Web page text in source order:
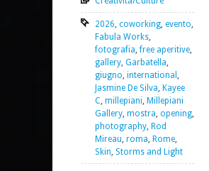
2026 coworking evento
Fabula Works
fotografia ,free aperitive
gallery Garbatella
giugno international
Jasmine De Silva Kayee
C millepiani Millepiani
Gallery mostra opening
photography Rod
Mireau roma Rome
Skin Storms and Light